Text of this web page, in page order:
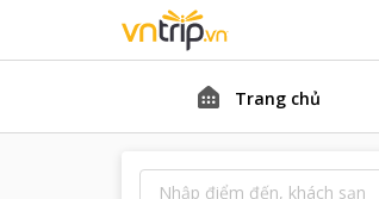
Trang chủ